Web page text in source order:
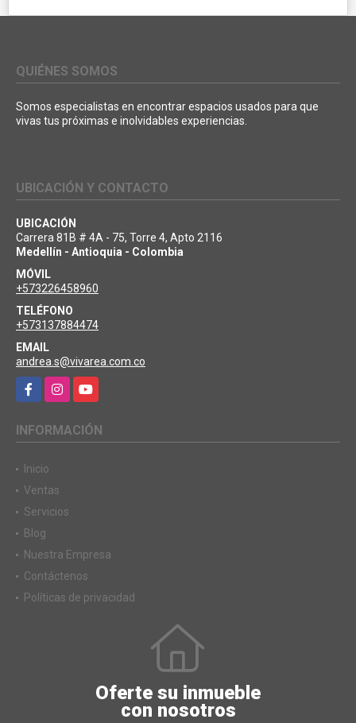
QUIÉNES SOMOS
Somos especialistas en encontrar espacios usados para que
vivas tus próximas e inolvidables experiencias.
UBICACIÓN Y CONTACTO
UBICACIÓN
Carrera 81B # 4A - 75, Torre 4, Apto 2116
Medellín - Antioquia - Colombia
MÓVIL
+573226458960
TELÉFONO
+573137884474
EMAIL
andrea.s@vivarea.com.co
FacebookInstagramYouTube
INFORMACIÓN
Inicio
Ventas
Servicios
Blog
Nuestra Empresa
Contáctenos
Políticas de privacidad
Oferte su inmueble
con nosotros